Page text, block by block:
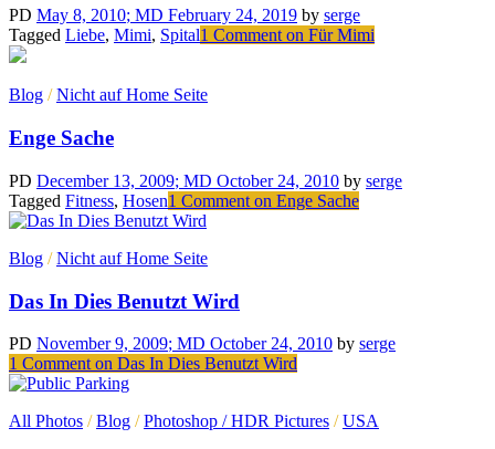
PD May 8, 2010; MD February 24, 2019 by serge
Tagged Liebe, Mimi, Spital1 Comment on Für Mimi
Blog /Nicht auf Home Seite
Enge Sache
PD December 13, 2009; MD October 24, 2010 by serge
Tagged Fitness, Hosen1 Comment on Enge Sache
Blog /Nicht auf Home Seite
Das In Dies Benutzt Wird
PD November 9, 2009; MD October 24, 2010 by serge
1 Comment on Das In Dies Benutzt Wird
All Photos /Blog /Photoshop / HDR Pictures /USA